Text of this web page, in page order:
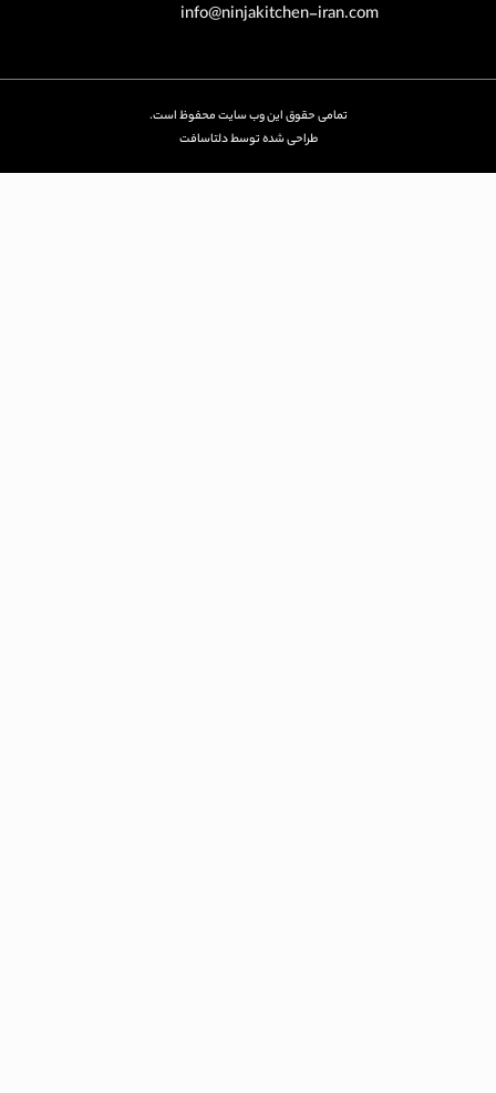
info@ninjakitchen-iran.com
تمامی حقوق این وب سایت محفوظ است.
طراحی شده توسط دلتاسافت